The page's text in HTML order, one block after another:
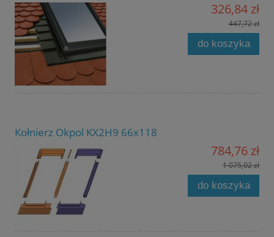
326,84 zł
447,72 zł
do koszyka
Kołnierz Okpol KX2H9 66x118
784,76 zł
1 075,02 zł
do koszyka